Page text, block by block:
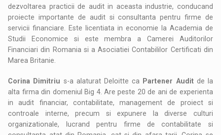
dezvoltarea practicii de audit in aceasta industrie, conducand
proiecte importante de audit si consultanta pentru firme de
servicii financiare. Este licentiata in economie la Academia de
Studii Economice si este membra a Camerei Auditorilor
Financiari din Romania si a Asociatiei Contabililor Certificati din
Marea Britanie.
Corina Dimitriu s-a alaturat Deloitte ca Partener Audit de la
alta firma din domeniul Big 4. Are peste 20 de ani de experienta
in audit financiar, contabilitate, management de proiect si
controale interne, precum si expunere la diverse culturi
organizationale, lucrand pentru firme de contabilitate si